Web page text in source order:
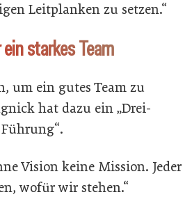
Leitplanken zu setzen.“
starkes Team
um ein gutes Team zu
hat dazu ein „Drei-
Vision keine Mission. Jeder
wofür wir stehen.“